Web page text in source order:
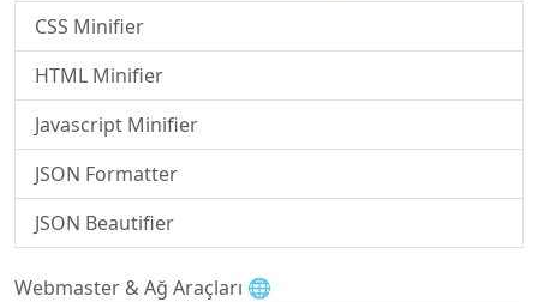
CSS Minifier
HTML Minifier
Javascript Minifier
JSON Formatter
JSON Beautifier
Webmaster & Ağ Araçları 🌐